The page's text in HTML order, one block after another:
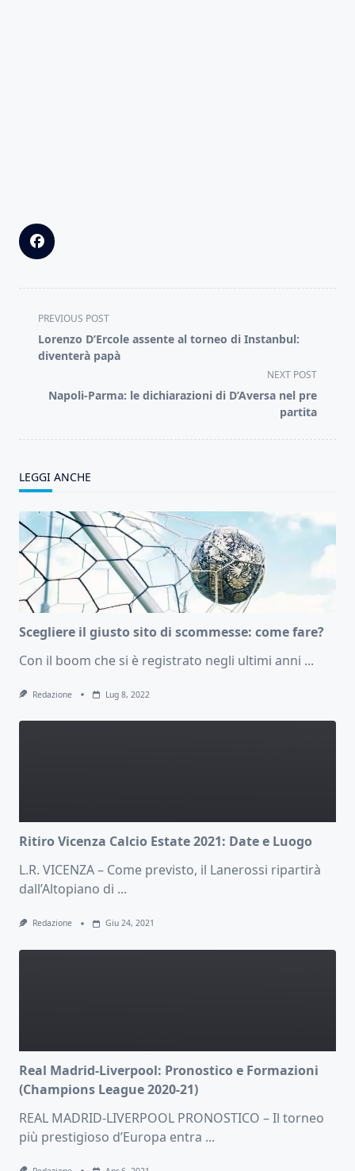
<span
class="nav-
subtitle
reader-
PREVIOUS POST
Lorenzo D’Ercole assente al torneo di Instanbul:
diventerà papà
NEXT POST
Napoli-Parma: le dichiarazioni di D’Aversa nel pre
partita
LEGGI ANCHE
Scegliere il giusto sito di scommesse: come fare?
Con il boom che si è registrato negli ultimi anni ...
Redazione Lug 8, 2022
Ritiro Vicenza Calcio Estate 2021: Date e Luogo
L.R. VICENZA – Come previsto, il Lanerossi ripartirà
dall’Altopiano di ...
Redazione Giu 24, 2021
Real Madrid-Liverpool: Pronostico e Formazioni
(Champions League 2020-21)
REAL MADRID-LIVERPOOL PRONOSTICO – Il torneo
più prestigioso d’Europa entra ...